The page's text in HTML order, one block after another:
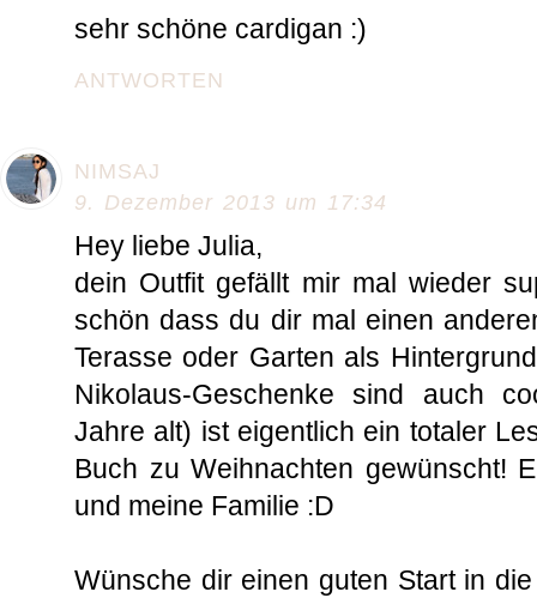
sehr schöne cardigan :)
ANTWORTEN
NIMSAJ
9. Dezember 2013 um 17:34
Hey liebe Julia,
dein Outfit gefällt mir mal wieder
schön dass du dir mal einen
Terasse oder Garten als
Nikolaus-Geschenke sind auch
Jahre alt) ist eigentlich ein totaler
Buch zu Weihnachten gewünscht!
und meine Familie :D
Wünsche dir einen guten Start in